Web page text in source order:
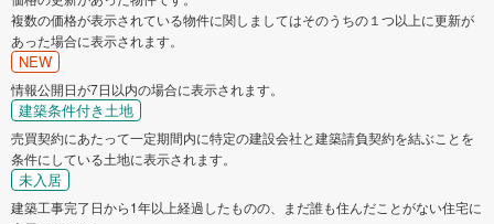
複数の価格が表示されている物件に関しましてはそのうちの１つ以上に更新が
あった場合に表示されます。
NEW
情報公開日が7日以内の場合に表示されます。
建築条件付き土地
売買契約にあたって一定期間内に特定の建設会社と建築請負契約を結ぶことを
条件にしている土地に表示されます。
未入居
建築工事完了日から1年以上経過したものの、まだ誰も住んだことがない住宅に